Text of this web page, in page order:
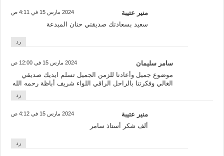
منير عتيبة 2024 مارس 15 في 4:11 ص
سعيد بسعادتك صديقتي حنان المبدعة
رد
سامر سليمان 2024 مارس 15 في 12:00 ص
موضوع جميل وأعادنا للزمن الجميل تسلم ايديك صديقي
الغالي وفكرتنا بالراحل الراقي اللواء شريف أباظة رحمه الله
رد
منير عتيبة 2024 مارس 15 في 4:12 ص
ألف شكر أستاذ سامر
رد